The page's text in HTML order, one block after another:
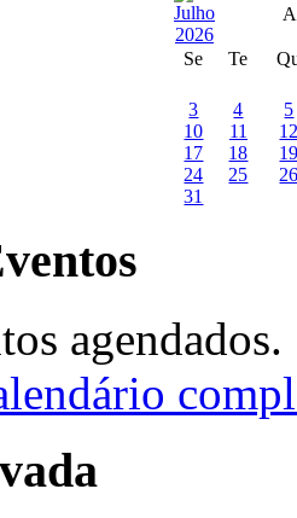
Se Te
3 4
5
10
11
17
18
24
25
31
agendados.